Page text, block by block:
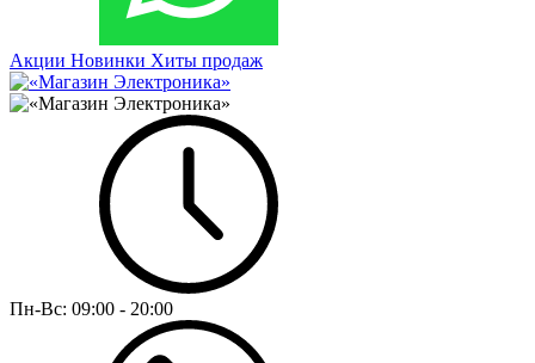
Акции Новинки Хиты продаж
Пн-Вс: 09:00 - 20:00